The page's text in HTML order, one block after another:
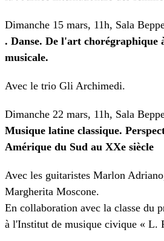
Dimanche 15 mars, 11h, Sala
. Danse. De l'art chorégraphique
musicale.
Avec le trio Gli Archimedi.
Dimanche 22 mars, 11h, Sala
Musique latine classique.
Amérique du Sud au XXe siècle
Avec les guitaristes Marlon
Margherita Moscone.
En collaboration avec la classe du
à l'Institut de musique civique « L.